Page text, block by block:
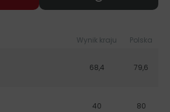
Wynik kraju Polska
68,4 79,6
40 80